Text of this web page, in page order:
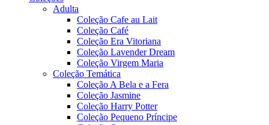
Adulta
Coleção Cafe au Lait
Coleção Café
Coleção Era Vitoriana
Coleção Lavender Dream
Coleção Virgem Maria
Coleção Temática
Coleção A Bela e a Fera
Coleção Jasmine
Coleção Harry Potter
Coleção Pequeno Príncipe